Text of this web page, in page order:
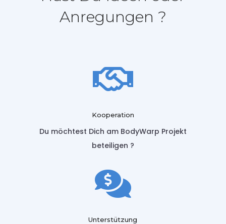
Anregungen ?

Kooperation
Du möchtest Dich am BodyWarp Projekt
beteiligen ?

Unterstützung